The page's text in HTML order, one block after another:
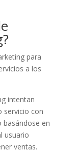
para
a los
intentan
servicio con
basándose en
usuario
ventas.